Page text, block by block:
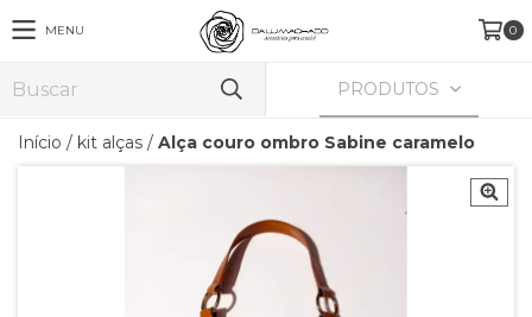
MENU 0
PRODUTOS
Início / kit alças / Alça couro ombro Sabine caramelo